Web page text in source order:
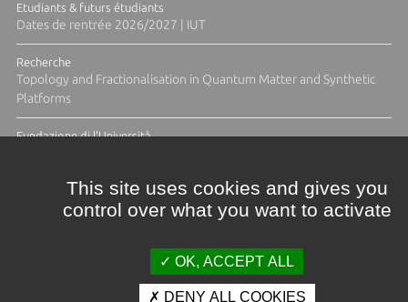
Etudiants & futurs étudiants
Dates de rentrée 2026/2027 | IUT
Recherche
Topology and Fractionalisation in Quantum Matter and Synthetic
Platforms
Fundazione di l'Università
This site uses cookies and gives you
control over what you want to activate
OK, ACCEPT ALL
DENY ALL COOKIES